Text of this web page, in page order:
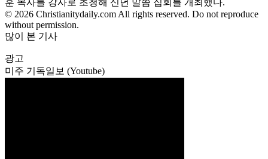
© 2026 Christianitydaily.com All rights reserved. Do not reproduce
without permission.
많이 본 기사
광고
미주 기독일보 (Youtube)